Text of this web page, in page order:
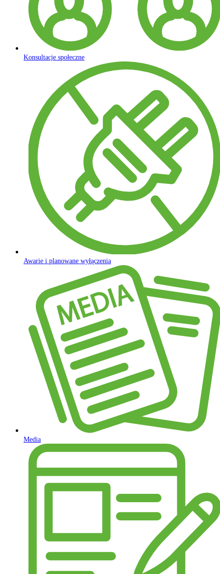
Konsultacje społeczne
Awarie i planowane wyłączenia
Media